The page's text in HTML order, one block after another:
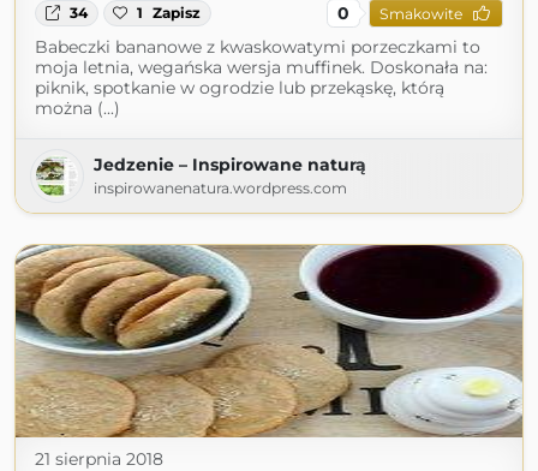
34 1 Zapisz 0 Smakowite
Babeczki bananowe z kwaskowatymi porzeczkami to
moja letnia, wegańska wersja muffinek. Doskonała na:
piknik, spotkanie w ogrodzie lub przekąskę, którą
można (...)
Jedzenie – Inspirowane naturą
inspirowanenatura.wordpress.com
21 sierpnia 2018